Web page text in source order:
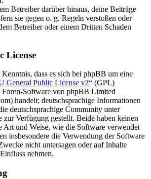
Betreiber darüber hinaus, deine Beiträge
sie gegen o. g. Regeln verstoßen oder
Betreiber oder einem Dritten Schaden
License
dass es sich bei phpBB um eine
General Public License v2“ (GPL)
Foren-Software von phpBB Limited
handelt; deutschsprachige Informationen
deutschsprachige Community unter
zur Verfügung gestellt. Beide haben keinen
Art und Weise, wie die Software verwendet
insbesondere die Verwendung der Software
nicht untersagen oder auf Inhalte
nehmen.